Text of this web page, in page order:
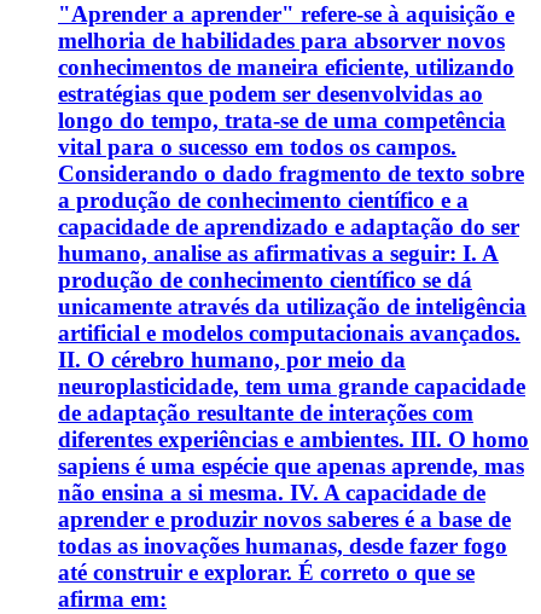
"Aprender a aprender" refere-se à aquisição e
melhoria de habilidades para absorver novos
conhecimentos de maneira eficiente, utilizando
estratégias que podem ser desenvolvidas ao
longo do tempo, trata-se de uma competência
vital para o sucesso em todos os campos.
Considerando o dado fragmento de texto sobre
a produção de conhecimento científico e a
capacidade de aprendizado e adaptação do ser
humano, analise as afirmativas a seguir: I. A
produção de conhecimento científico se dá
unicamente através da utilização de inteligência
artificial e modelos computacionais avançados.
II. O cérebro humano, por meio da
neuroplasticidade, tem uma grande capacidade
de adaptação resultante de interações com
diferentes experiências e ambientes. III. O homo
sapiens é uma espécie que apenas aprende, mas
não ensina a si mesma. IV. A capacidade de
aprender e produzir novos saberes é a base de
todas as inovações humanas, desde fazer fogo
até construir e explorar. É correto o que se
afirma em: